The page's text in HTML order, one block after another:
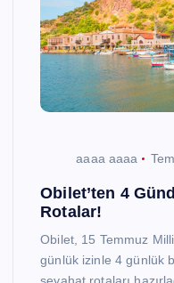
aaaa aaaa
Obilet’ten 4
Rotalar!
Obilet, 15 Temmuz
günlük izinle 4 günlük